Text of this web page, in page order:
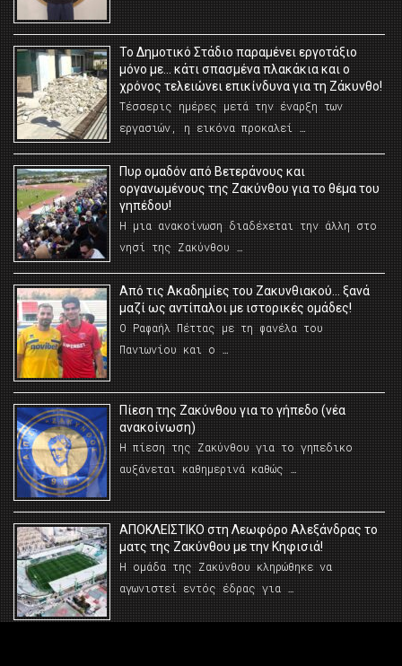
Το Δημοτικό Στάδιο παραμένει εργοτάξιο
μόνο με… κάτι σπασμένα πλακάκια και ο
χρόνος τελειώνει επικίνδυνα για τη Ζάκυνθο!
Τέσσερις ημέρες μετά την έναρξη των
εργασιών, η εικόνα προκαλεί …
Πυρ ομαδόν από Βετεράνους και
οργανωμένους της Ζακύνθου για το θέμα του
γηπέδου!
Η μια ανακοίνωση διαδέχεται την άλλη στο
νησί της Ζακύνθου …
Από τις Ακαδημίες του Ζακυνθιακού… ξανά
μαζί ως αντίπαλοι με ιστορικές ομάδες!
Ο Ραφαήλ Πέττας με τη φανέλα του
Πανιωνίου και ο …
Πίεση της Ζακύνθου για το γήπεδο (νέα
ανακοίνωση)
Η πίεση της Ζακύνθου για το γηπεδικο
αυξάνεται καθημερινά καθώς …
AΠΟΚΛΕΙΣΤΙΚΟ στη Λεωφόρο Αλεξάνδρας το
ματς της Ζακύνθου με την Κηφισιά!
Η ομάδα της Ζακύνθου κληρώθηκε να
αγωνιστεί εντός έδρας για …